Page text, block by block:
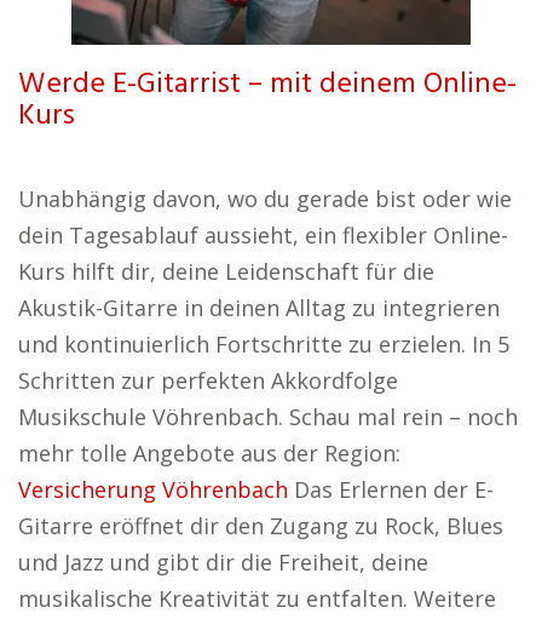
Werde E-Gitarrist – mit deinem Online-
Kurs
Unabhängig davon, wo du gerade bist oder wie
dein Tagesablauf aussieht, ein flexibler Online-
Kurs hilft dir, deine Leidenschaft für die
Akustik-Gitarre in deinen Alltag zu integrieren
und kontinuierlich Fortschritte zu erzielen. In 5
Schritten zur perfekten Akkordfolge
Musikschule Vöhrenbach. Schau mal rein – noch
mehr tolle Angebote aus der Region:
Versicherung Vöhrenbach Das Erlernen der E-
Gitarre eröffnet dir den Zugang zu Rock, Blues
und Jazz und gibt dir die Freiheit, deine
musikalische Kreativität zu entfalten. Weitere